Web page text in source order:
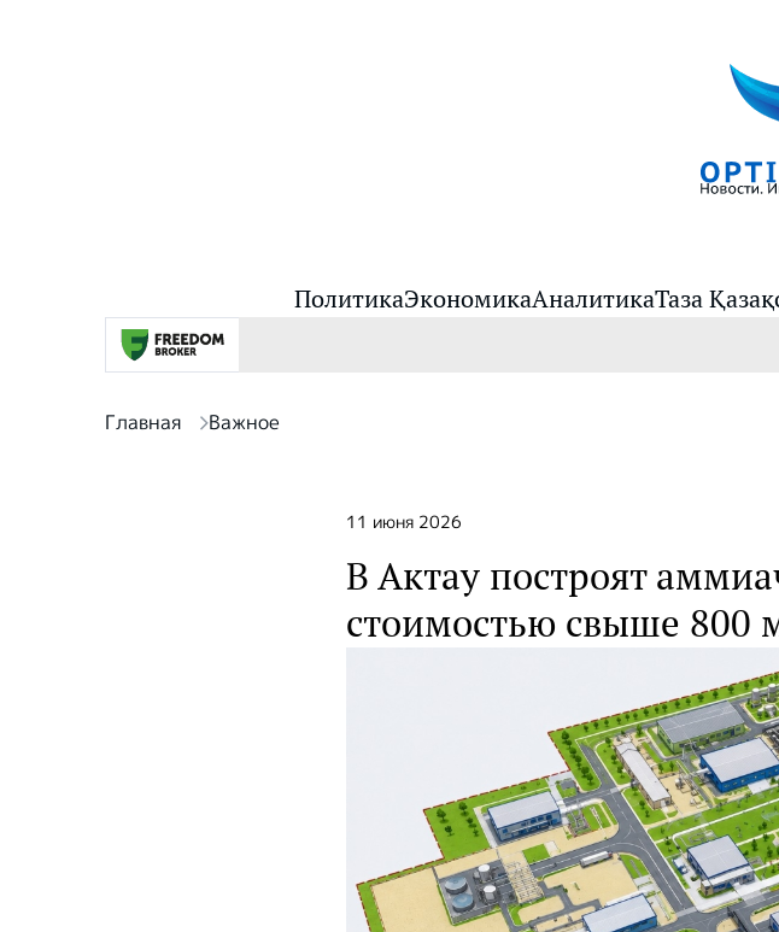
ПолитикаЭкономикаАналитикаТаза
Главная Важное
11 июня 2026
В Актау построят
стоимостью свыше 800